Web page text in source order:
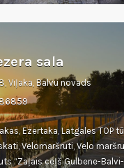
sala
Viļaka, Balvu novads
Ezertaka, Latgales TOP
Velomaršruti, Velo
“Zaļais ceļš Gulbene-